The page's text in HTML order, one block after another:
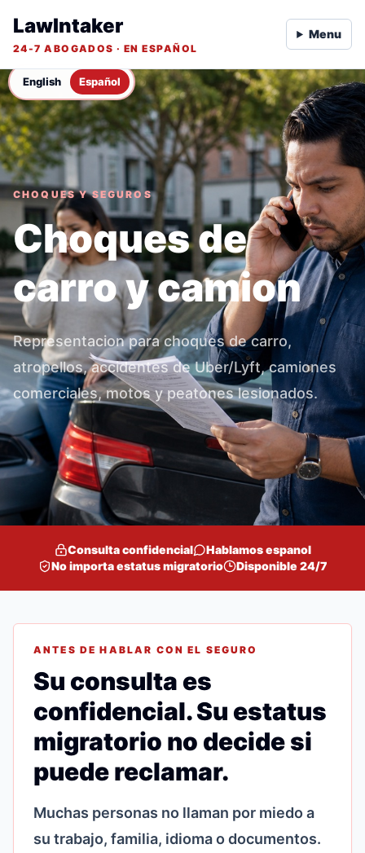
English Español
LawIntaker
24-7 ABOGADOS · EN ESPAÑOL
Menu
CHOQUES Y SEGUROS
Choques de
carro y camion
Representacion para choques de carro,
atropellos, accidentes de Uber/Lyft, camiones
comerciales, motos y peatones lesionados.
Consulta confidencial
Hablamos espanol
No importa estatus migratorio
Disponible 24/7
ANTES DE HABLAR CON EL SEGURO
Su consulta es
confidencial. Su estatus
migratorio no decide si
puede reclamar.
Muchas personas no llaman por miedo a
su trabajo, familia, idioma o documentos.